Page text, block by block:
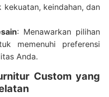
keindahan, dan
: Menawarkan pilihan
memenuhi preferensi
Anda.
Custom yang